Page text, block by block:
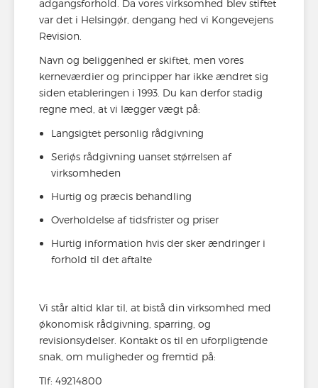
adgangsforhold. Da vores virksomhed blev stiftet
var det i Helsingør, dengang hed vi Kongevejens
Revision.
Navn og beliggenhed er skiftet, men vores
kerneværdier og principper har ikke ændret sig
siden etableringen i 1993. Du kan derfor stadig
regne med, at vi lægger vægt på:
Langsigtet personlig rådgivning
Seriøs rådgivning uanset størrelsen af
virksomheden
Hurtig og præcis behandling
Overholdelse af tidsfrister og priser
Hurtig information hvis der sker ændringer i
forhold til det aftalte
Vi står altid klar til, at bistå din virksomhed med
økonomisk rådgivning, sparring, og
revisionsydelser. Kontakt os til en uforpligtende
snak, om muligheder og fremtid på:
Tlf: 49214800